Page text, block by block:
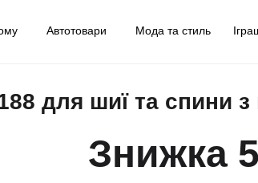
Автотовари Мода та стиль
для шиї та спини з
Знижка